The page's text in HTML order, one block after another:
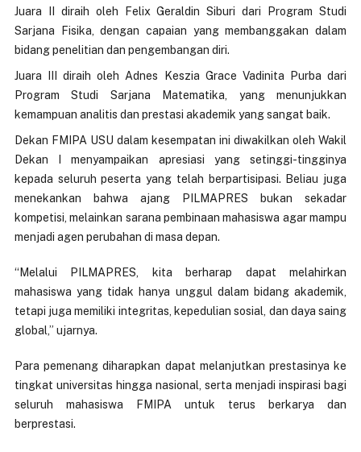
Juara II diraih oleh Felix Geraldin Siburi dari Program Studi
Sarjana Fisika, dengan capaian yang membanggakan dalam
bidang penelitian dan pengembangan diri.
Juara III diraih oleh Adnes Keszia Grace Vadinita Purba dari
Program Studi Sarjana Matematika, yang menunjukkan
kemampuan analitis dan prestasi akademik yang sangat baik.
Dekan FMIPA USU dalam kesempatan ini diwakilkan oleh Wakil
Dekan I menyampaikan apresiasi yang setinggi-tingginya
kepada seluruh peserta yang telah berpartisipasi. Beliau juga
menekankan bahwa ajang PILMAPRES bukan sekadar
kompetisi, melainkan sarana pembinaan mahasiswa agar mampu
menjadi agen perubahan di masa depan.
“Melalui PILMAPRES, kita berharap dapat melahirkan
mahasiswa yang tidak hanya unggul dalam bidang akademik,
tetapi juga memiliki integritas, kepedulian sosial, dan daya saing
global,” ujarnya.
Para pemenang diharapkan dapat melanjutkan prestasinya ke
tingkat universitas hingga nasional, serta menjadi inspirasi bagi
seluruh mahasiswa FMIPA untuk terus berkarya dan
berprestasi.